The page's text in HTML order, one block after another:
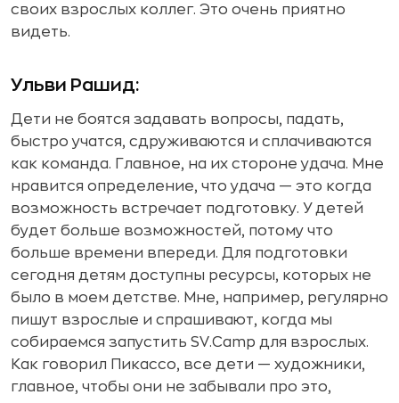
своих взрослых коллег. Это очень приятно
видеть.
Ульви Рашид:
Дети не боятся задавать вопросы, падать,
быстро учатся, сдруживаются и сплачиваются
как команда. Главное, на их стороне удача. Мне
нравится определение, что удача — это когда
возможность встречает подготовку. У детей
будет больше возможностей, потому что
больше времени впереди. Для подготовки
сегодня детям доступны ресурсы, которых не
было в моем детстве. Мне, например, регулярно
пишут взрослые и спрашивают, когда мы
собираемся запустить SV.Camp для взрослых.
Как говорил Пикассо, все дети — художники,
главное, чтобы они не забывали про это,